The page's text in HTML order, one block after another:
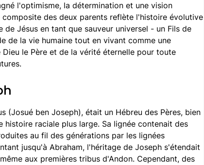
l'optimisme, la détermination et une vision
des deux parents reflète l'histoire évolutive
Jésus en tant que sauveur universel - un Fils de
de la vie humaine tout en vivant comme une
le Père et de la vérité éternelle pour toute
(Josué ben Joseph), était un Hébreu des Pères, bien
histoire raciale plus large. Sa lignée contenait des
au fil des générations par les lignées
jusqu'à Abraham, l'héritage de Joseph s'étendait
aux premières tribus d'Andon. Cependant, des